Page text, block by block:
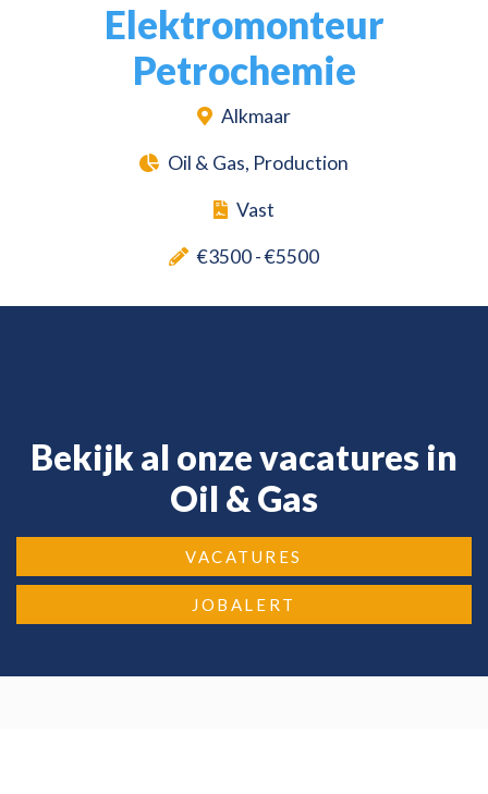
Elektromonteur
Petrochemie
Alkmaar
Oil & Gas, Production
Vast
€3500 - €5500
Bekijk al onze vacatures in
Oil & Gas
VACATURES
JOBALERT